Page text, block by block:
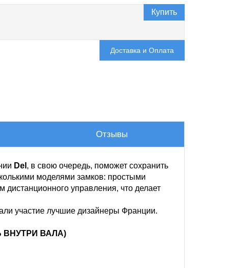
Купить
Доставка и Оплата
Отзывы
Del , в свою очередь, поможет сохранить
моделями замков: простыми
дистанционного управления, что делает
участие лучшие дизайнеры Франции.
ВНУТРИ ВАЛА)